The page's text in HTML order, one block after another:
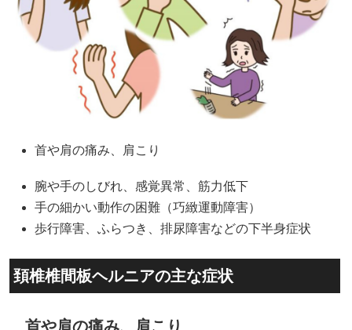
首や肩の痛み、肩こり
腕や手のしびれ、感覚異常、筋力低下
手の細かい動作の困難（巧緻運動障害）
歩行障害、ふらつき、排尿障害などの下半身症状
頚椎椎間板ヘルニアの主な症状
首や肩の痛み、肩こり